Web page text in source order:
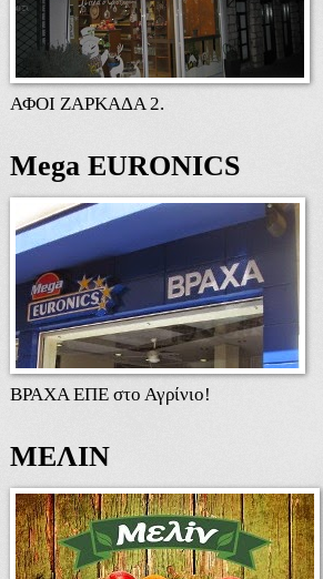
ΑΦΟΙ ΖΑΡΚΑΔΑ 2.
Mega EURONICS
ΒΡΑΧΑ ΕΠΕ στο Αγρίνιο!
ΜΕΛΙΝ